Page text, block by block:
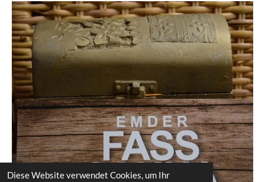
Diese Website verwendet Cookies, um Ihr